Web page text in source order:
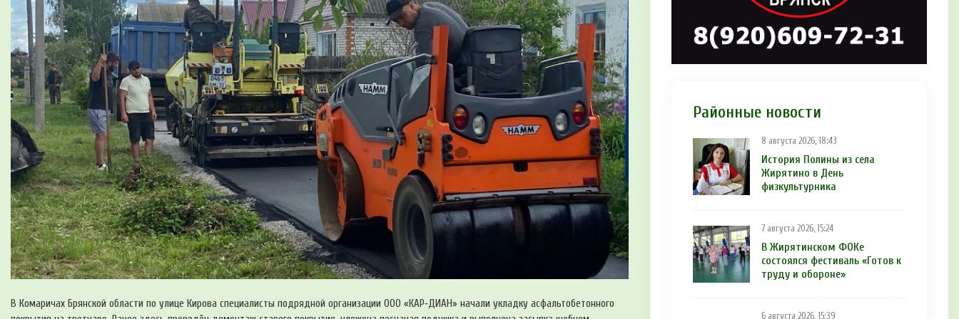
В Комаричах Брянской области по улице Кирова специалисты подрядной организации ООО «КАР‑ДИАН» начали укладку асфальтобетонного
Районные новости
8 августа 2026, 18:43
История Полины из села
Жирятино в День
физкультурника
7 августа 2026, 15:24
В Жирятинском ФОКе
состоялся фестиваль «Готов к
труду и обороне»
6 августа 2026, 15:39